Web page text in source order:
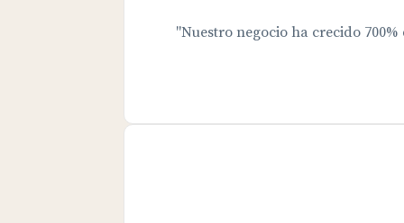
"Nuestro negocio ha crecido